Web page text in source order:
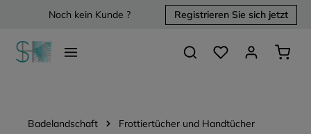
springenNoch kein Kunde ? Registrieren Sie sich jetzt
Du hast 0 Produkte
Badelandschaft Frottiertücher und Handtücher